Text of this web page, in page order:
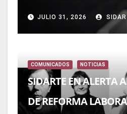
JULIO 31, 2026
COMUNICADOS NOTICIAS
SIDARTE EN ALERTA
DE REFORMA